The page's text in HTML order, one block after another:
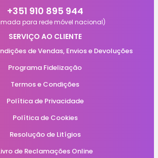
+351 910 895 944
para rede móvel nacional)
SERVIÇO AO CLIENTE
de Vendas, Envios e Devoluções
Programa Fidelização
Termos e Condições
Política de Privacidade
Política de Cookies
Resolução de Litígios
de Reclamações Online